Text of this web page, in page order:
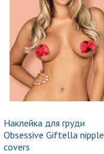
Наклейка для груди
Obsessive Giftella nipple
covers